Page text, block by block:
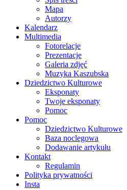
Mapa
Autorzy
Kalendarz
Multimedia
Fotorelacje
Prezentacje
Galeria zdjęć
Muzyka Kaszubska
Dziedzictwo Kulturowe
Eksponaty
Twoje eksponaty
Pomoc
Pomoc
Dziedzictwo Kulturowe
Baza noclegowa
Dodawanie artykułu
Kontakt
Regulamin
Polityka prywatności
Insta